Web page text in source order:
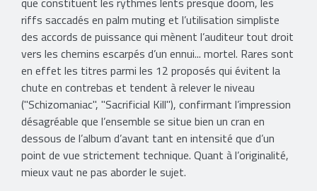
riffs saccadés en palm muting et l’utilisation simpliste
des accords de puissance qui mènent l’auditeur tout droit
vers les chemins escarpés d’un ennui... mortel. Rares sont
en effet les titres parmi les 12 proposés qui évitent la
chute en contrebas et tendent à relever le niveau
("Schizomaniac", "Sacrificial Kill"), confirmant l’impression
désagréable que l’ensemble se situe bien un cran en
dessous de l’album d’avant tant en intensité que d’un
point de vue strictement technique. Quant à l’originalité,
mieux vaut ne pas aborder le sujet.